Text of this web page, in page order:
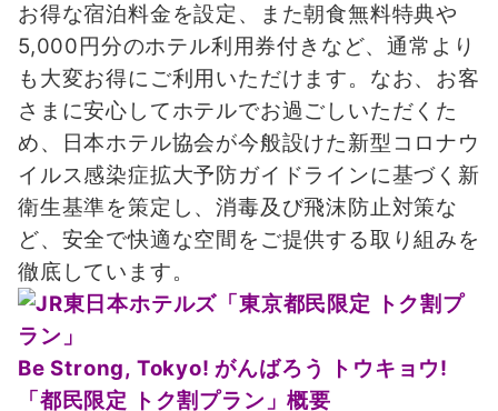
お得な宿泊料金を設定、また朝食無料特典や
5,000円分のホテル利用券付きなど、通常より
も大変お得にご利用いただけます。なお、お客
さまに安心してホテルでお過ごしいただくた
め、日本ホテル協会が今般設けた新型コロナウ
イルス感染症拡大予防ガイドラインに基づく新
衛生基準を策定し、消毒及び飛沫防止対策な
ど、安全で快適な空間をご提供する取り組みを
徹底しています。
Be Strong, Tokyo! がんばろう トウキョウ!
「都民限定 トク割プラン」概要